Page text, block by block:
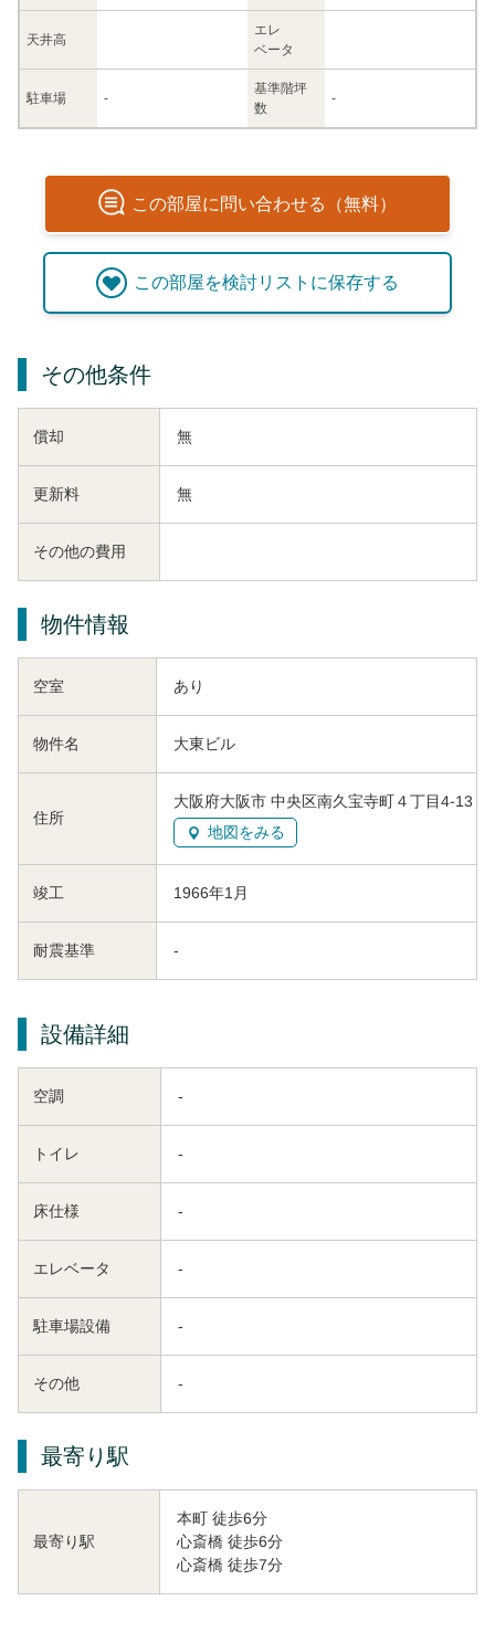
天井高
エレ
ベータ
駐車場 -
基準階坪
数
-
この部屋に問い合わせる（無料）
この部屋を検討リストに保存する
その他条件
償却 無
更新料 無
その他の費用
物件情報
空室 あり
物件名 大東ビル
住所
大阪府大阪市 中央区南久宝寺町４丁目4-13
地図をみる
竣工 1966年1月
耐震基準 -
設備詳細
空調 -
トイレ -
床仕様 -
エレベータ -
駐車場設備 -
その他 -
最寄り駅
最寄り駅
本町 徒歩6分
心斎橋 徒歩6分
心斎橋 徒歩7分